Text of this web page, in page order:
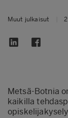
Muut julkaisut
Metsä-Botnia
kaikilla